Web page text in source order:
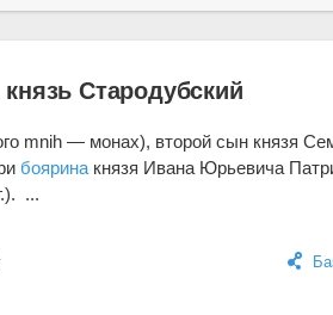
Стародубский
mnih — монах), второй сын князя
боярина князя Ивана Юрьевича
...